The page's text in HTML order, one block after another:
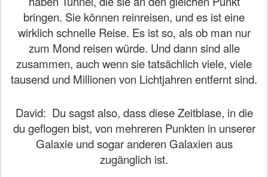
bringen. Sie können reinreisen, und es ist eine
wirklich schnelle Reise. Es ist so, als ob man nur
zum Mond reisen würde. Und dann sind alle
zusammen, auch wenn sie tatsächlich viele, viele
tausend und Millionen von Lichtjahren entfernt sind.
David: Du sagst also, dass diese Zeitblase, in die
du geflogen bist, von mehreren Punkten in unserer
Galaxie und sogar anderen Galaxien aus
zugänglich ist.